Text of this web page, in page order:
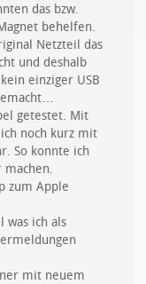
das bzw.
behelfen.
Netzteil das
und deshalb
einziger USB
getestet. Mit
noch kurz mit
So konnte ich
machen.
zum Apple
was ich als
mit neuem